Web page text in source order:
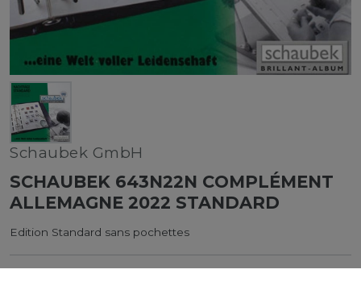
Schaubek GmbH
SCHAUBEK 643N22N COMPLÉMENT
ALLEMAGNE 2022 STANDARD
Edition Standard sans pochettes